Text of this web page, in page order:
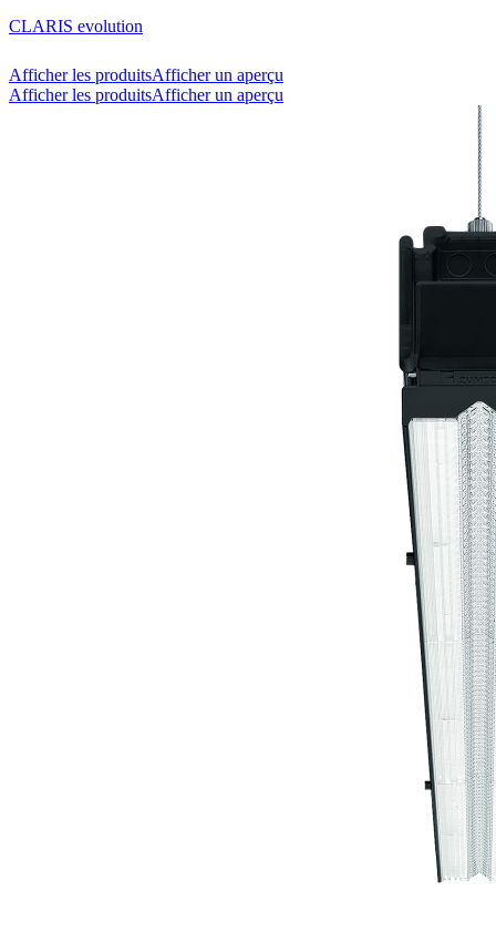
CLARIS evolution
Afficher les produitsAfficher un aperçu
Afficher les produitsAfficher un aperçu